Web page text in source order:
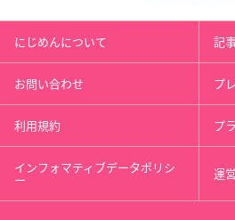
にじめんについて 記
お問い合わせ プ
利用規約 プ
インフォマティブデータポリシ
ー 運